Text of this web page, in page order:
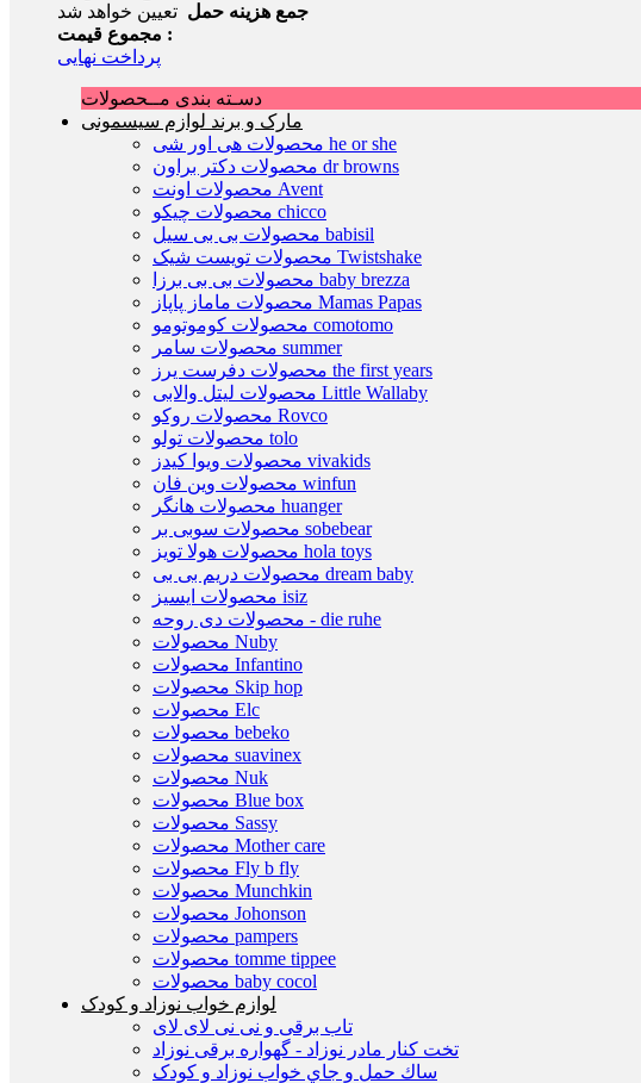
جمع هزینه حمل تعیین خواهد شد
مجموع قیمت :
پرداخت نهایی
دسـته بندی مــحصولات
مارک و برند لوازم سیسمونی
محصولات هی اور شی he or she
محصولات دکتر براون dr browns
محصولات اونت Avent
محصولات چیکو chicco
محصولات بی بی سیل babisil
محصولات تویست شیک Twistshake
محصولات بی بی برزا baby brezza
محصولات ماماز پاپاز Mamas Papas
محصولات کوموتومو comotomo
محصولات سامر summer
محصولات دفرست یرز the first years
محصولات لیتل والابی Little Wallaby
محصولات روکو Rovco
محصولات تولو tolo
محصولات ویوا کیدز vivakids
محصولات وین فان winfun
محصولات هانگر huanger
محصولات سوبی بر sobebear
محصولات هولا تویز hola toys
محصولات دریم بی بی dream baby
محصولات ایسیز isiz
محصولات دی روحه - die ruhe
محصولات Nuby
محصولات Infantino
محصولات Skip hop
محصولات Elc
محصولات bebeko
محصولات suavinex
محصولات Nuk
محصولات Blue box
محصولات Sassy
محصولات Mother care
محصولات Fly b fly
محصولات Munchkin
محصولات Johonson
محصولات pampers
محصولات tomme tippee
محصولات baby cocol
لوازم خواب نوزاد و کودک
تاب برقی و نی نی لای لای
تخت كنار مادر نوزاد - گهواره برقی نوزاد
ساك حمل و جاي خواب نوزاد و کودک